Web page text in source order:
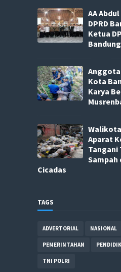
AA
DPRD
Ketua
Bandung
Anggota
Kota
Karya
Aparat
Tangani
Sampah
Cicadas
TAGS
ADVERTORIAL NASIONAL
PEMERINTAHAN
TNI POLRI